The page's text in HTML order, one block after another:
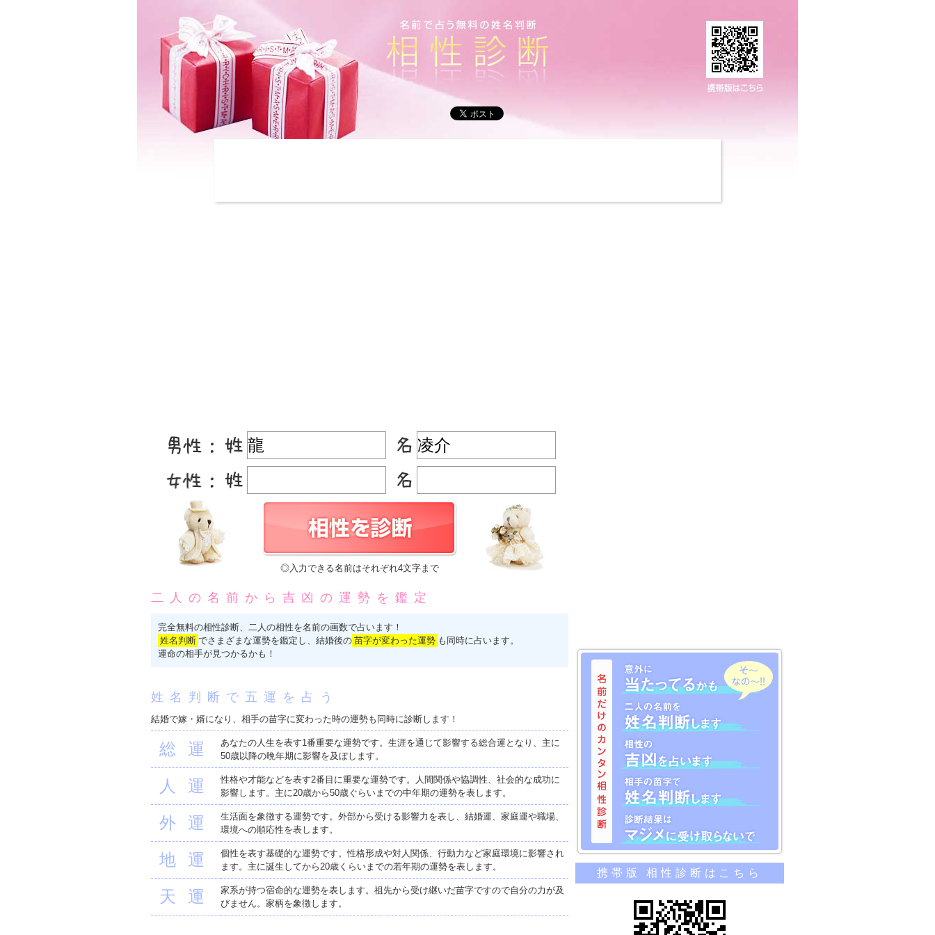
◎入力できる名前はそれぞれ4文字まで
二人の名前から吉凶の運勢を鑑定
完全無料の相性診断、二人の相性を名前の画数で占います！
姓名判断 でさまざまな運勢を鑑定し、結婚後の 苗字が変わった運勢 も同時に占います。
運命の相手が見つかるかも！
姓名判断で五運を占う
結婚で嫁・婿になり、相手の苗字に変わった時の運勢も同時に診断します！
総運
あなたの人生を表す1番重要な運勢です。生涯を通じて影響する総合運となり、主に
50歳以降の晩年期に影響を及ぼします。
人運
性格や才能などを表す2番目に重要な運勢です。人間関係や協調性、社会的な成功に
影響します。主に20歳から50歳ぐらいまでの中年期の運勢を表します。
外運
生活面を象徴する運勢です。外部から受ける影響力を表し、結婚運、家庭運や職場、
環境への順応性を表します。
地運
個性を表す基礎的な運勢です。性格形成や対人関係、行動力など家庭環境に影響され
ます。主に誕生してから20歳くらいまでの若年期の運勢を表します。
天運
家系が持つ宿命的な運勢を表します。祖先から受け継いだ苗字ですので自分の力が及
びません。家柄を象徴します。
名前だけのカンタン相性診断
意外に当たってるかも
二人の名前を姓名判断します
相性の吉凶を占います
相手の苗字で姓名判断します
携帯版 相性診断はこちら